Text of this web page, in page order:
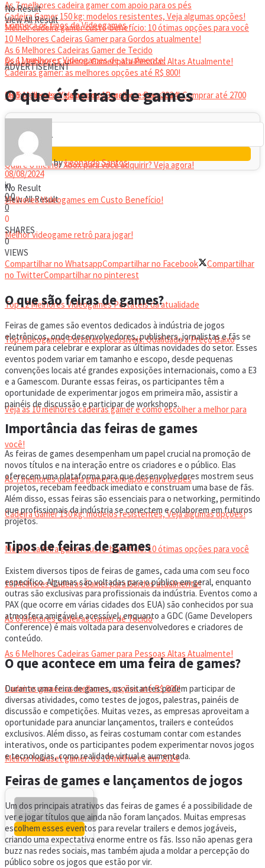
As 7 melhores cadeira gamer com apoio para os pés
Cadeira Gamer 150 kg: modelos resistentes, Veja algumas opções!
Melhor cadeira gamer custo-benefício: 10 ótimas opções para você
10 Melhores Cadeiras Gamer para Gordos atualmente!
As 6 Melhores Cadeiras Gamer de Tecido
As 6 Melhores Cadeiras Gamer para Pessoas Altas Atualmente!
Cadeiras gamer: as melhores opções até R$ 800!
Melhor headset gamer: os 10 melhores em 2024!
No Result
View All Result
Conheça os tipos de Videogames
Os 11 melhores Videogames de atualmente!
Os 5 Melhores Videogames Baratos e Bons para Comprar até 2700
Reais
Qual é o melhor Xbox para você adquirir? Veja agora!
Melhores Videogames em Custo Benefício!
Melhor videogame retrô para jogar!
VIDEOGAMES PORTÁTEIS
Top 12 Melhores Videogames Portáteis da atualidade
Top Videogames Portáteis Acessíveis: Qualidade a Preço Baixo
CADEIRA GAMER
Veja as 10 melhores cadeiras gamer e como escolher a melhor para
você!
As 7 melhores cadeira gamer com apoio para os pés
Cadeira Gamer 150 kg: modelos resistentes, Veja algumas opções!
Melhor cadeira gamer custo-benefício: 10 ótimas opções para você
10 Melhores Cadeiras Gamer para Gordos atualmente!
As 6 Melhores Cadeiras Gamer de Tecido
As 6 Melhores Cadeiras Gamer para Pessoas Altas Atualmente!
Cadeiras gamer: as melhores opções até R$ 800!
HEADSET
Melhor headset gamer: os 10 melhores em 2024!
No Result
View All Result
ADVERTISEMENT
O que é: feiras de games
byLeonardo Santos
08/08/2024
in
00
0
0
SHARES
0
VIEWS
Compartilhar no WhatsappCompartilhar no Facebook
Compartilhar
no TwitterCompartilhar no pinterest
O que são feiras de games?
Feiras de games são eventos dedicados à indústria de jogos
eletrônicos, onde desenvolvedores, publishers, jornalistas e fãs se
reúnem para celebrar e explorar as últimas novidades do setor. Esses
eventos podem variar em tamanho e escopo, desde pequenas
convenções locais até grandes exposições internacionais, como a E3
e a Gamescom. Durante essas feiras, os participantes têm a
oportunidade de experimentar jogos em primeira mão, assistir a
painéis de discussão e participar de workshops.
Importância das feiras de games
As feiras de games desempenham um papel crucial na promoção de
novos títulos e na interação entre os criadores e o público. Elas
oferecem uma plataforma para que desenvolvedores mostrem seus
projetos, recebam feedback imediato e construam uma base de fãs.
Além disso, essas feiras são essenciais para o networking, permitindo
que profissionais da indústria se conectem e colaborem em futuros
projetos.
Tipos de feiras de games
Existem diversos tipos de feiras de games, cada uma com seu foco
específico. Algumas são voltadas para o público em geral, enquanto
outras são exclusivas para profissionais da indústria. Eventos como a
PAX (que ocorre em várias cidades dos EUA) são conhecidos por sua
atmosfera amigável e acessível, enquanto a GDC (Game Developers
Conference) é mais voltada para desenvolvedores e criadores de
conteúdo.
O que acontece em uma feira de games?
Durante uma feira de games, os visitantes podem participar de
diversas atividades, como testes de jogos, palestras, painéis de
discussão e competições. Muitas vezes, as empresas aproveitam a
oportunidade para anunciar lançamentos, trailers e conteúdos
exclusivos. Além disso, as feiras costumam contar com estandes
interativos, onde os participantes podem experimentar novos jogos
e tecnologias, como realidade virtual e aumentada.
Feiras de games e lançamentos de jogos
Um dos principais atrativos das feiras de games é a possibilidade de
ver e jogar títulos que ainda não foram lançados. Muitas empresas
escolhem esses eventos para revelar trailers e demos jogáveis,
criando uma expectativa enorme entre os fãs. Isso não apenas gera
buzz nas redes sociais, mas também ajuda a moldar a percepção do
público sobre os jogos que estão por vir.